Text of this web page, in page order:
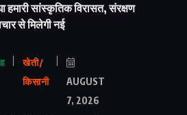
हमारी सांस्कृतिक विरासत, संरक्षण
से मिलेगी नई
खेती/
किसानी
AUGUST
7, 2026